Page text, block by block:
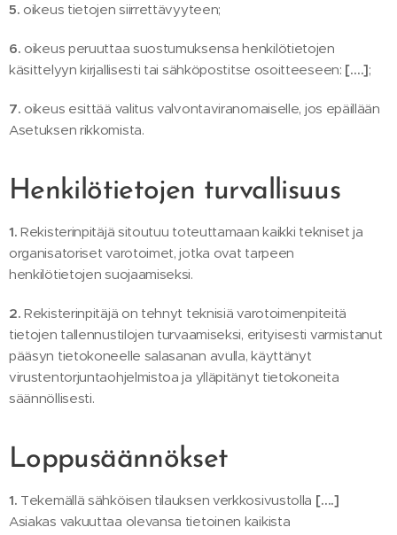
5. oikeus tietojen siirrettävyyteen;
6. oikeus peruuttaa suostumuksensa henkilötietojen
käsittelyyn kirjallisesti tai sähköpostitse osoitteeseen: [….];
7. oikeus esittää valitus valvontaviranomaiselle, jos epäillään
Asetuksen rikkomista.
Henkilötietojen turvallisuus
1.Rekisterinpitäjä sitoutuu toteuttamaan kaikki tekniset ja
organisatoriset varotoimet, jotka ovat tarpeen
henkilötietojen suojaamiseksi.
2.Rekisterinpitäjä on tehnyt teknisiä varotoimenpiteitä
tietojen tallennustilojen turvaamiseksi, erityisesti varmistanut
pääsyn tietokoneelle salasanan avulla, käyttänyt
virustentorjuntaohjelmistoa ja ylläpitänyt tietokoneita
säännöllisesti.
Loppusäännökset
1. Tekemällä sähköisen tilauksen verkkosivustolla [….]
Asiakas vakuuttaa olevansa tietoinen kaikista